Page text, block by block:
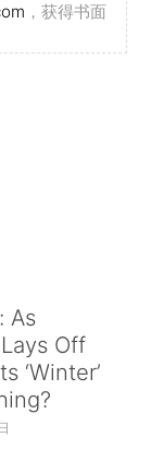
，获得书面
As
Off
‘Winter’